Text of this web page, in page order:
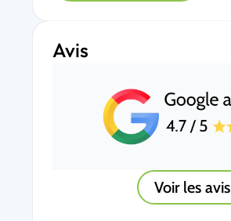
Avis
Voir les avis